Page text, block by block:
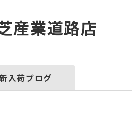
産業道路店
新入荷ブログ